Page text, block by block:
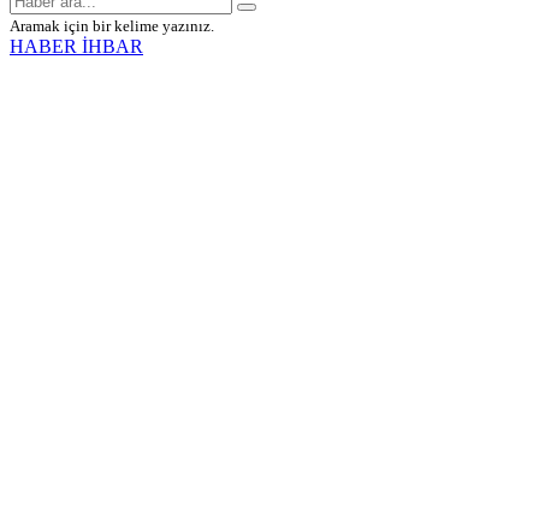
Aramak için bir kelime yazınız.
HABER İHBAR